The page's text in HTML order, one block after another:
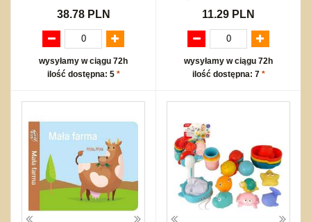
38.78 PLN
wysyłamy w ciągu 72h
ilość dostępna: 5 *
11.29 PLN
wysyłamy w ciągu 72h
ilość dostępna: 7 *